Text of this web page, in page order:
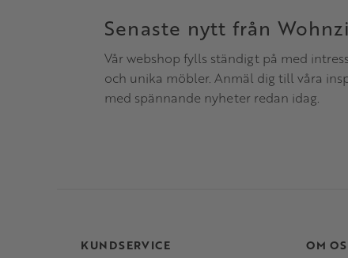
Senaste nytt från
Vår webshop fylls ständigt på med
och unika möbler. Anmäl dig till våra
med spännande nyheter redan idag.
KUNDSERVICE OM